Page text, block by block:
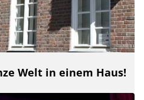
Welt in einem Haus!